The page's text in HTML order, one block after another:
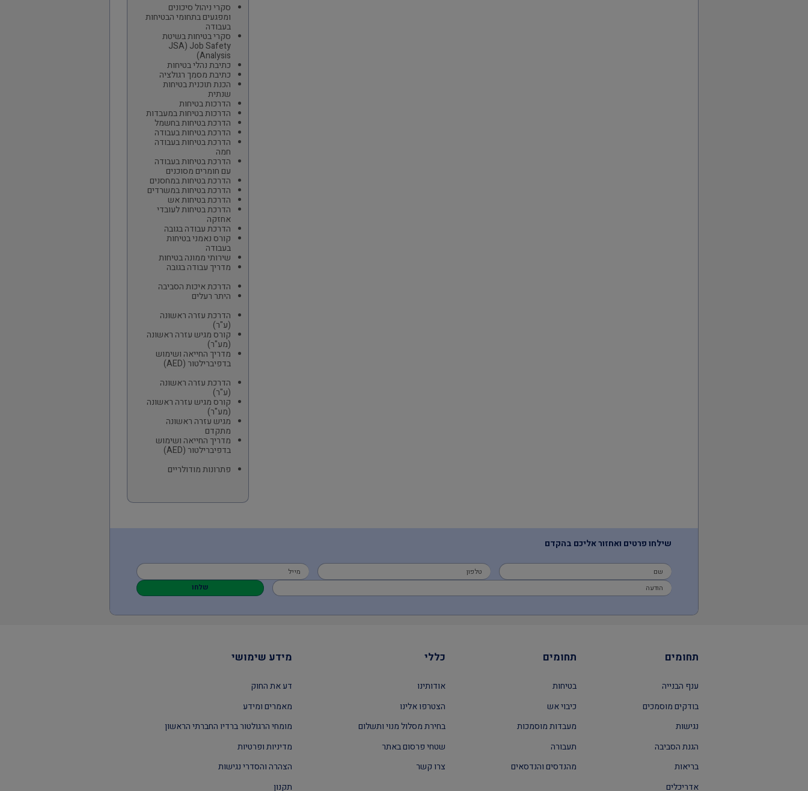
סקרי ניהול סיכונים
ומפגעים בתחומי הבטיחות
בעבודה
סקרי בטיחות בשיטת
JSA) Job Safety
Analysis)
כתיבת נהלי בטיחות
כתיבת מסמך רגולציה
הכנת תוכנית בטיחות
שנתית
הדרכות בטיחות
הדרכות בטיחות במעבדות
הדרכת בטיחות בחשמל
הדרכת בטיחות בעבודה
הדרכת בטיחות בעבודה
חמה
הדרכת בטיחות בעבודה
עם חומרים מסוכנים
הדרכת בטיחות במחסנים
הדרכת בטיחות במשרדים
הדרכת בטיחות אש
הדרכת בטיחות לעובדי
אחזקה
הדרכת עבודה בגובה
קורס נאמני בטיחות
בעבודה
שירותי ממונה בטיחות
מדריך עבודה בגובה
הדרכת איכות הסביבה
היתר רעלים
הדרכת עזרה ראשונה
(ע"ר)
קורס מגיש עזרה ראשונה
(מע"ר)
מדריך החייאה ושימוש
בדפיברילטור (AED)
הדרכת עזרה ראשונה
(ע"ר)
קורס מגיש עזרה ראשונה
(מע"ר)
מגיש עזרה ראשונה
מתקדם
מדריך החייאה ושימוש
בדפיברילטור (AED)
פתרונות מודולריים
שילחו פרטים ואחזור אליכם בהקדם
שלחו
תחומים
ענף הבנייה
בודקים מוסמכים
נגישות
הגנת הסביבה
בריאות
אדריכלים
תחומים
בטיחות
כיבוי אש
מעבדות מוסמכות
תעבורה
מהנדסים והנדסאים
כללי
אודותינו
הצטרפו אלינו
בחירת מסלול מנוי ותשלום
שטחי פרסום באתר
צרו קשר
מידע שימושי
דע את החוק
מאמרים ומידע
מומחי הרגולטור ברדיו החברתי הראשון
מדיניות ופרטיות
הצהרה והסדרי נגישות
תקנון